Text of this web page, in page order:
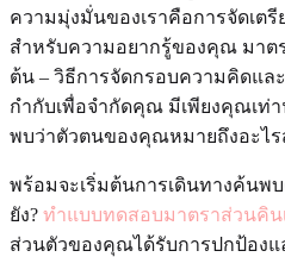
ความมุ่งมั่นของเราคือการจัดเต
สำหรับความอยากรู้ของคุณ มาตร
ต้น – วิธีการจัดกรอบความคิดแ
กำกับเพื่อจำกัดคุณ มีเพียงคุณเท่
พบว่าตัวตนของคุณหมายถึงอะไ
พร้อมจะเริ่มต้นการเดินทางค้นพ
ยัง? ทำแบบทดสอบมาตราส่วนคิน
ส่วนตัวของคุณได้รับการปกป้อง